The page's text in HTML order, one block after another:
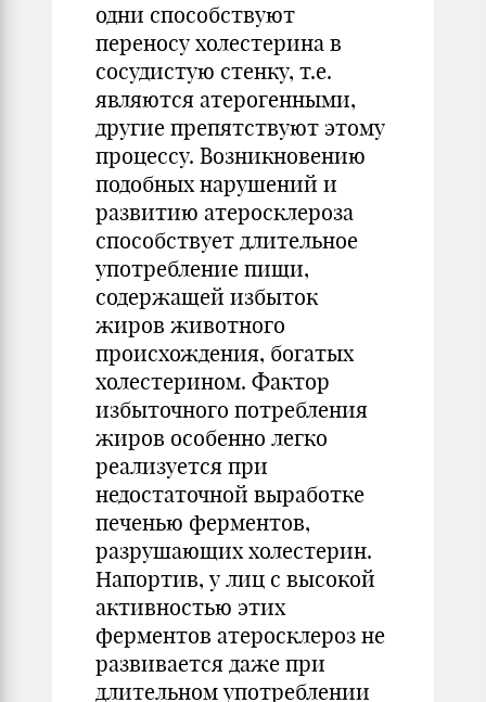
одни способствуют
переносу холестерина в
сосудистую стенку, т.е.
являются атерогенными,
другие препятствуют этому
процессу. Возникновению
подобных нарушений и
развитию атеросклероза
способствует длительное
употребление пищи,
содержащей избыток
жиров животного
происхождения, богатых
холестерином. Фактор
избыточного потребления
жиров особенно легко
реализуется при
недостаточной выработке
печенью ферментов,
разрушающих холестерин.
Напортив, у лиц с высокой
активностью этих
ферментов атеросклероз не
развивается даже при
длительном употреблении